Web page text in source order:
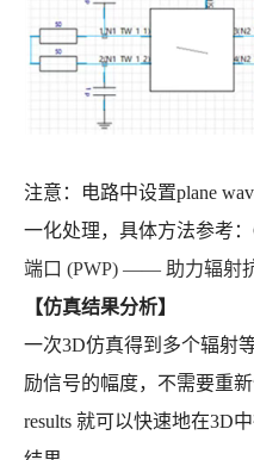
注意：电路中设置plane
一化处理，具体方法参考：
端口 (PWP) —— 助力辐射
【仿真结果分析】
一次3D仿真得到多个辐射
励信号的幅度，不需要重
results 就可以快速地在3D